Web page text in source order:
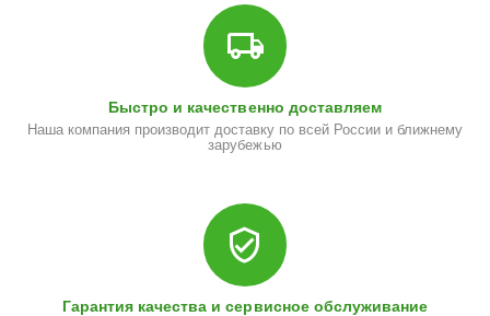
Быстро и качественно доставляем
Наша компания производит доставку по всей России и ближнему
зарубежью
Гарантия качества и сервисное обслуживание